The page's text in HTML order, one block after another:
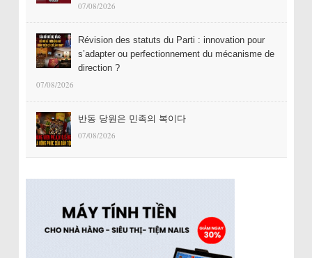
07/08/2026
Révision des statuts du Parti : innovation pour
s’adapter ou perfectionnement du mécanisme de
direction ?
07/08/2026
반동 당원은 민족의 복이다
07/08/2026